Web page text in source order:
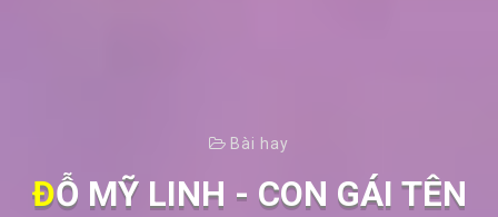
Bài hay
ĐỖ MỸ LINH - CON GÁI TÊN